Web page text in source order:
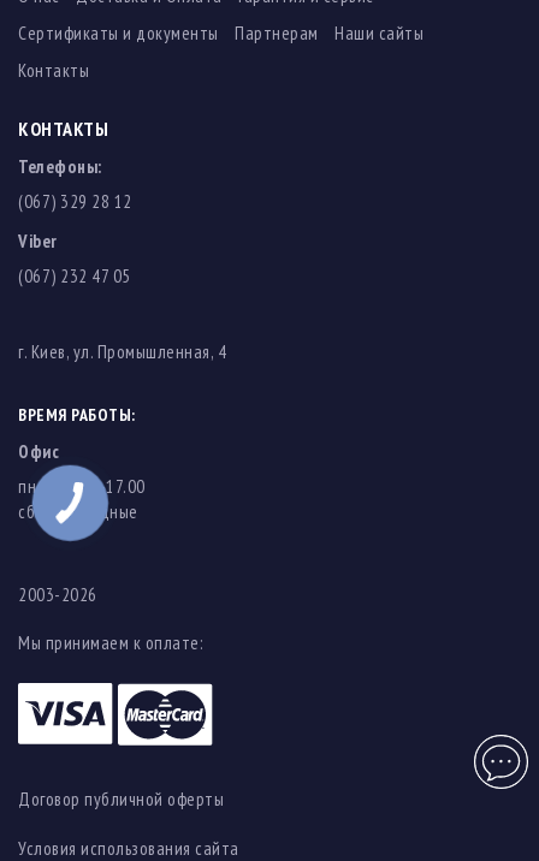
Сертификаты и документы
Партнерам
Наши сайты
Контакты
КОНТАКТЫ
Телефоны:
(067) 329 28 12
Viber
(067) 232 47 05
г. Киев, ул. Промышленная, 4
ВРЕМЯ РАБОТЫ:
Офис
пн-пт: 8.00-17.00
cб-вс: выходные
2003-2026
Мы принимаем к оплате:
Договор публичной оферты
Условия использования сайта
Чат